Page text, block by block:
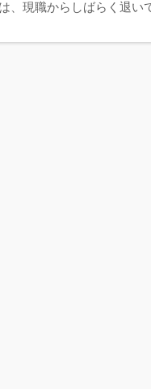
、現職からしばらく退い